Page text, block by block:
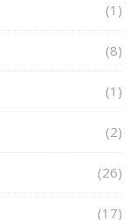
(1)
(8)
(1)
(2)
(26)
(17)